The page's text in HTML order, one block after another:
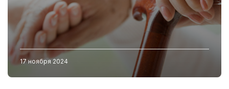
17 ноября 2024